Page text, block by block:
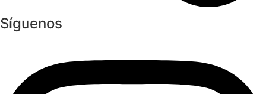
Síguenos